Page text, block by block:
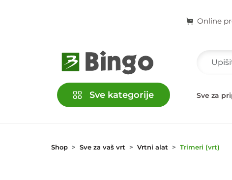
Online
Sve kategorije
Kućni ljubimci Školski i kancelarijski pribor Sve za
Shop Sve za vaš vrt Vrtni alat Trimeri (vrt)